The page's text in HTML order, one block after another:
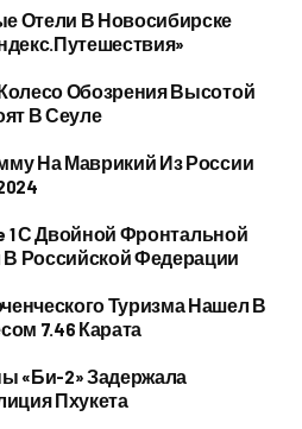
Отели В Новосибирске
Обозрения Высотой
В Сеуле
На Маврикий Из России
1 С Двойной Фронтальной
Российской Федерации
Туризма Нашел В
7.46 Карата
«Би-2» Задержала
Пхукета